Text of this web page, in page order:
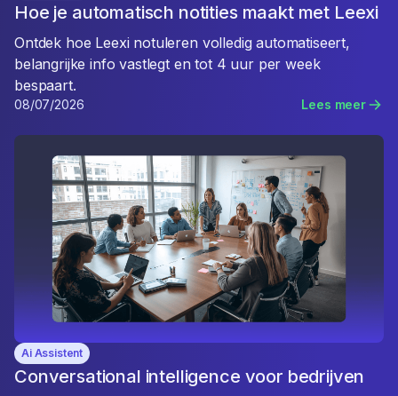
Hoe je automatisch notities maakt met Leexi
Ontdek hoe Leexi notuleren volledig automatiseert,
belangrijke info vastlegt en tot 4 uur per week
bespaart.
08/07/2026 Lees meer
Ai Assistent
Conversational intelligence voor bedrijven